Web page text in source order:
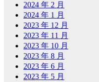
2024 年 2 月
2024 年 1 月
2023 年 12 月
2023 年 11 月
2023 年 10 月
2023 年 8 月
2023 年 6 月
2023 年 5 月